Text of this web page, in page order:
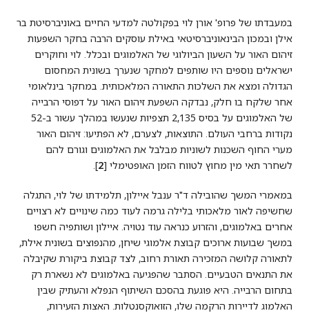
במעבדתו של פרופ' אורן לוי בפקולטה למדעי החיים באוניברסיטת בר
אילן ובמכון הבינאוניברסיטאי באילת עוסקים הרבה בחקר השפעות
זיהום האור על השעון הביולוגי של האלמוגים ובכלל. לוי וחוקרים
ישראלים נוספים היו שותפים למחקר שנערך בשונית המחסום
הגדולה ומצא את השלכות התאורה המלאכותית. במחקר בינלאומי
אחר שלקח בו חלק, נבדקה השפעת זיהום האור על דפוסי הרבייה
של האלמוגים על בסיס 2,135 תצפיות שנעשו במהלך עשור ב-52
נקודות ברחבי העולם. התוצאות, לצערם, לא הפתיעו: זיהום האור
מערי החוף השכנות לשוניות מבלבל את האלמוגים וגורם להם
לשחרר תאי מין מחוץ לטווח הזמן האופטימלי [2
].
במאמרי המשך שהובילה ד"ר ענבל איילון, תלמידתו של לוי, התגלה
שחשיפה לאור מלאכותי בלילה גרמה לעוד כמה שינויים לא רצויים
אחרים באלמוגים, והזרוע כנראה עוד נטויה. איילון ושותפיה חשפו
במשך שבועות ארוכים קבוצת אלמוגי שיחן, מהנפוצים בשונית אילת,
לתאורה קלושה המזכירה תאורת רחוב, לצד קבוצת ביקורת שקיבלה
את התנאים הטבעיים. הסתבר שהפגיעה באלמוגים לא נשארת רק
בתחום הרבייה. היא פוגעת בהסכם השיתוף הנפלא והעתיק שבין
האלמוג לדיירות הרקמה שלו, הזואוקסנטלות. האצות הזעירות,